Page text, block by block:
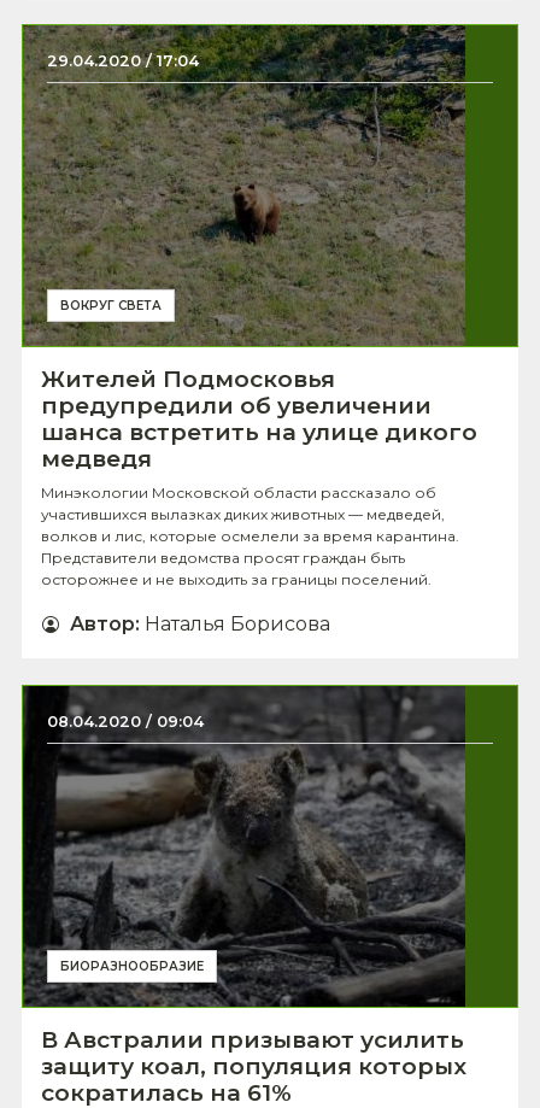
29.04.2020 / 17:04
ВОКРУГ СВЕТА
Жителей Подмосковья
предупредили об увеличении
шанса встретить на улице дикого
медведя
Минэкологии Московской области рассказало об
участившихся вылазках диких животных — медведей,
волков и лис, которые осмелели за время карантина.
Представители ведомства просят граждан быть
осторожнее и не выходить за границы поселений.
Автор: Наталья Борисова
08.04.2020 / 09:04
БИОРАЗНООБРАЗИЕ
В Австралии призывают усилить
защиту коал, популяция которых
сократилась на 61%